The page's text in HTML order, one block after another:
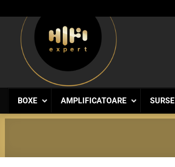
to
content
BOXE AMPLIFICATOARE SURSE